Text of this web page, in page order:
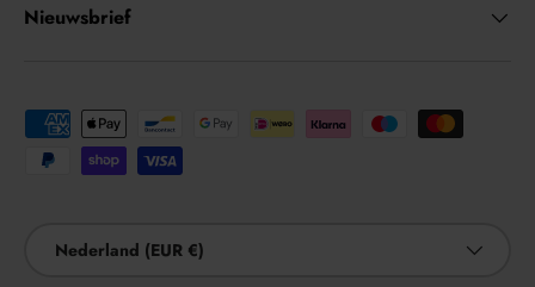
Nieuwsbrief
Geaccepteerde betaalmethoden
Nederland (EUR €)